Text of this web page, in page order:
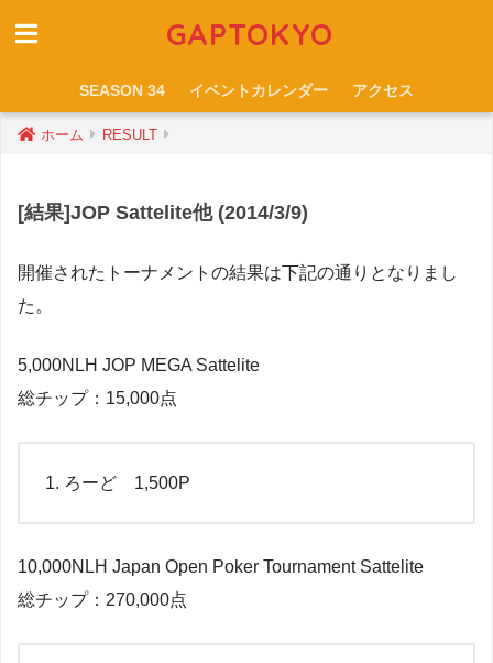
GAPTOKYO
SEASON 34 イベントカレンダー アクセス
ホーム RESULT
[結果]JOP Sattelite他 (2014/3/9)
開催されたトーナメントの結果は下記の通りとなりまし
た。
5,000NLH JOP MEGA Sattelite
総チップ：15,000点
ろーど 1,500P
10,000NLH Japan Open Poker Tournament Sattelite
総チップ：270,000点